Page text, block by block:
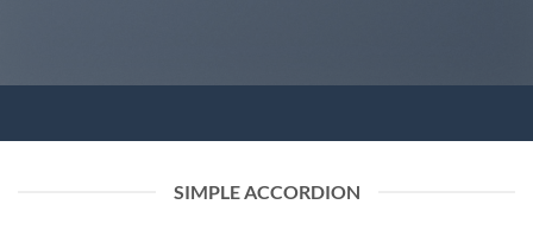
SIMPLE ACCORDION